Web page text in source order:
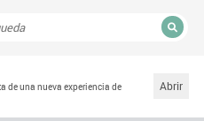
de una nueva experiencia de
Abrir